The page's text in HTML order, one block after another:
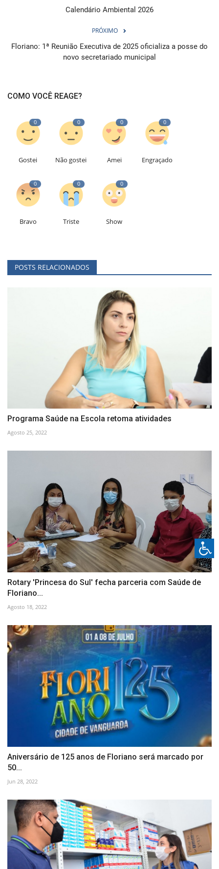
Calendário Ambiental 2026
PRÓXIMO
Floriano: 1ª Reunião Executiva de 2025 oficializa a posse do
novo secretariado municipal
COMO VOCÊ REAGE?
0
Gostei
0
Não gostei
0
Amei
0
Engraçado
0
Bravo
0
Triste
0
Show
POSTS RELACIONADOS
Programa Saúde na Escola retoma atividades
Agosto 25, 2022
Rotary 'Princesa do Sul' fecha parceria com Saúde de
Floriano...
Agosto 18, 2022
Aniversário de 125 anos de Floriano será marcado por
50...
Jun 28, 2022